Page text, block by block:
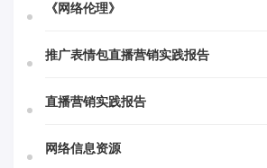
《网络伦理》
推广表情包直播营销实践报告
直播营销实践报告
网络信息资源